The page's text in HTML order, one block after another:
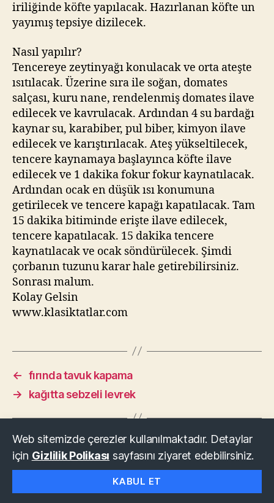
iriliğinde köfte yapılacak. Hazırlanan köfte un
yayımış tepsiye dizilecek.
Nasıl yapılır?
Tencereye zeytinyağı konulacak ve orta ateşte
ısıtılacak. Üzerine sıra ile soğan, domates
salçası, kuru nane, rendelenmiş domates ilave
edilecek ve kavrulacak. Ardından 4 su bardağı
kaynar su, karabiber, pul biber, kimyon ilave
edilecek ve karıştırılacak. Ateş yükseltilecek,
tencere kaynamaya başlayınca köfte ilave
edilecek ve 1 dakika fokur fokur kaynatılacak.
Ardından ocak en düşük ısı konumuna
getirilecek ve tencere kapağı kapatılacak. Tam
15 dakika bitiminde erişte ilave edilecek,
tencere kapatılacak. 15 dakika tencere
kaynatılacak ve ocak söndürülecek. Şimdi
çorbanın tuzunu karar hale getirebilirsiniz.
Sonrası malum.
Kolay Gelsin
www.klasiktatlar.com
← fırında tavuk kapama
→
kağıtta sebzeli levrek
KLASİK TATLAR
Web sitemizde çerezler kullanılmaktadır. Detaylar
için Gizlilik Polikası sayfasını ziyaret edebilirsiniz.
KABUL ET